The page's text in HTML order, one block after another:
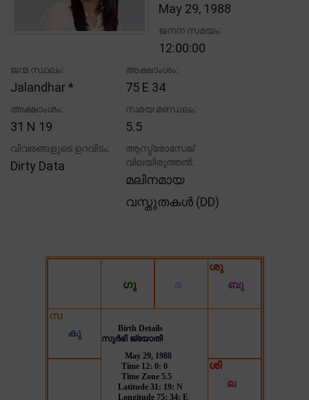
May 29, 1988
ജനന സമയം:
12:00:00
ജന്മ സ്ഥലം:
Jalandhar *
അക്ഷാംശം:
75 E 34
അക്ഷാംശം:
31 N 19
സമയ മണ്ഡലം:
5.5
വിവരങ്ങളുടെ ഉറവിടം:
Dirty Data
ആസ്ട്രോസേജ്
വിലയിരുത്തൽ:
മലിനമായ
വസ്തുതകൾ (DD)